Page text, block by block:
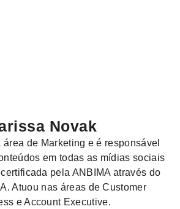
Novak
área de Marketing e é responsável
em todas as mídias sociais
pela ANBIMA através do
Atuou nas áreas de Customer
e Account Executive.